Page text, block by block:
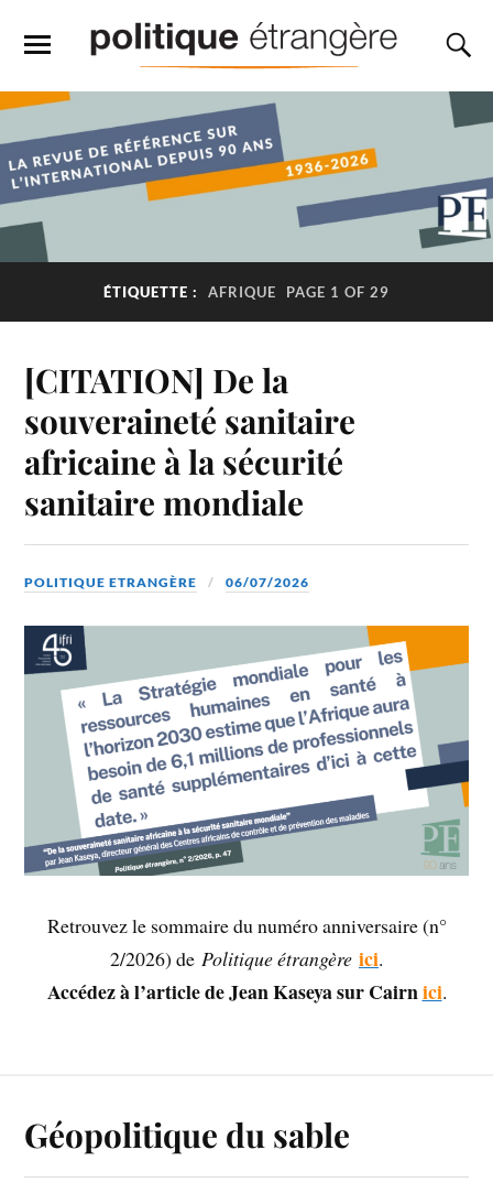
ÉTIQUETTE : AFRIQUE PAGE 1 OF 29
[CITATION] De la
souveraineté sanitaire
africaine à la sécurité
sanitaire mondiale
POLITIQUE ETRANGÈRE 06/07/2026
Retrouvez le sommaire du numéro anniversaire (n°
2/2026) de Politique étrangère ici.
Accédez à l’article de Jean Kaseya sur Cairnici.
Géopolitique du sable